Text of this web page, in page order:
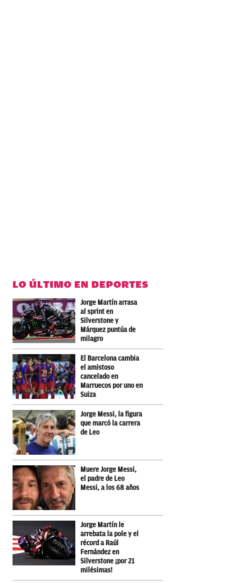
LO ÚLTIMO EN DEPORTES
Jorge Martín arrasa
al sprint en
Silverstone y
Márquez puntúa de
milagro
El Barcelona cambia
el amistoso
cancelado en
Marruecos por uno en
Suiza
Jorge Messi, la figura
que marcó la carrera
de Leo
Muere Jorge Messi,
el padre de Leo
Messi, a los 68 años
Jorge Martín le
arrebata la pole y el
récord a Raúl
Fernández en
Silverstone ¡por 21
milésimas!